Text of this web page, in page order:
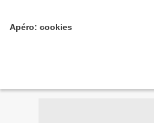
Apéro: cookies